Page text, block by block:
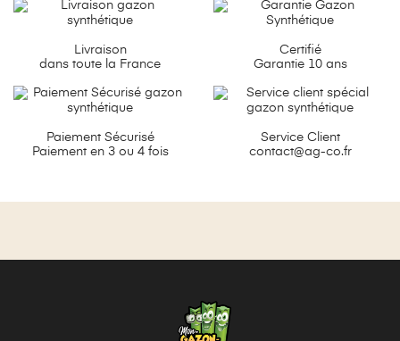
Livraison
dans toute la France
Certifié
Garantie 10 ans
Paiement Sécurisé
Paiement en 3 ou 4 fois
Service Client
contact@ag-co.fr